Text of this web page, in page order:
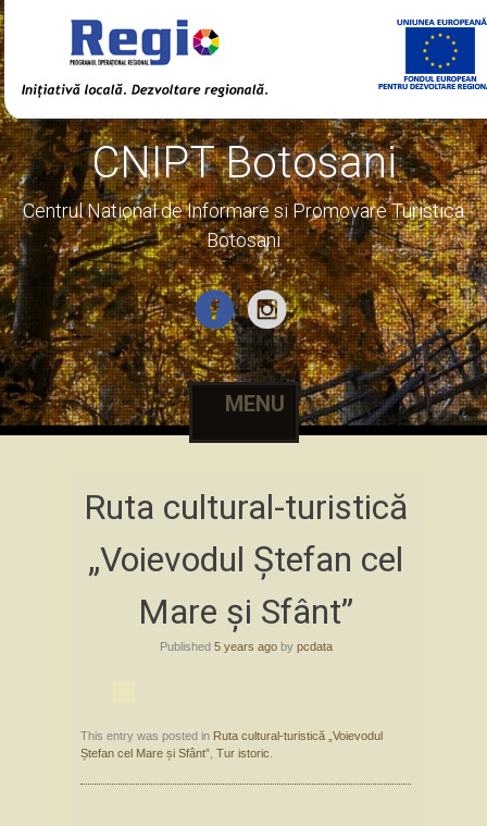
CNIPT Botosani
Centrul National de Informare si Promovare Turistica
Botosani
MENU
to
Ruta cultural-turistică
„Voievodul Ștefan cel
Mare și Sfânt”
Published 5 years agoby pcdata
This entry was posted in Ruta cultural-turistică „Voievodul
Ștefan cel Mare și Sfânt” Tur istoric